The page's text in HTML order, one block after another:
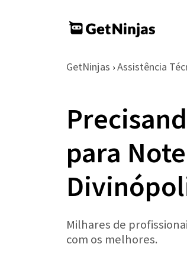
GetNinjas › Assistência
para
Milhares de
com os melhores.